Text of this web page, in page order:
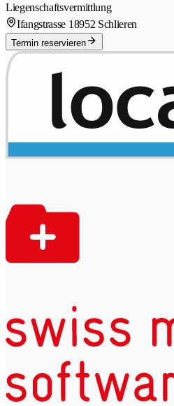
Liegenschaftsvermittlung
Ifangstrasse 18952 Schlieren
Termin reservieren